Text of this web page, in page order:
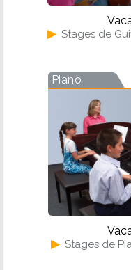
▶ Stages de
Piano
▶ Stages de